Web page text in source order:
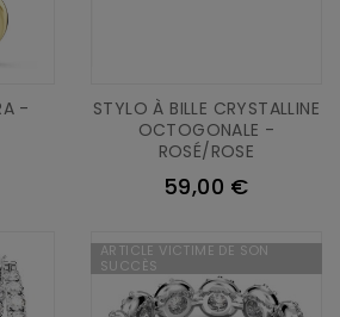
-
STYLO À BILLE CRYSTALLINE
OCTOGONALE -
ROSÉ/ROSE
59,00 €
ARTICLE VICTIME DE SON
SUCCÈS